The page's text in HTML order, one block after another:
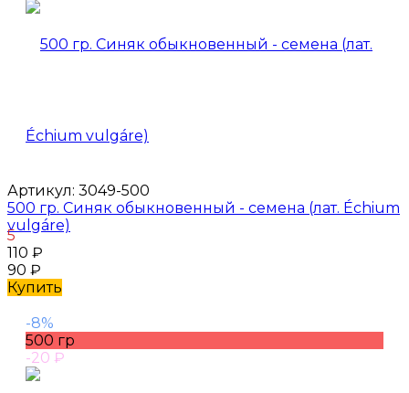
Артикул: 3049-500
500 гр. Синяк обыкновенный - семена (лат. Échium
vulgáre)
5
110 ₽
90 ₽
Купить
-8%
500 гр
-20 ₽